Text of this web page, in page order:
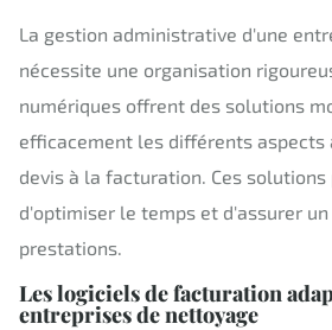
La gestion administrative d'une
nécessite une organisation
numériques offrent des solutions
efficacement les différents aspects
devis à la facturation. Ces
d'optimiser le temps et d'assurer
prestations.
Les logiciels de facturation
entreprises de nettoyage